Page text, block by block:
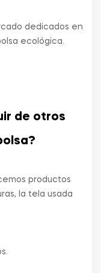
dedicados en
ecológica.
de otros
productos
la tela usada